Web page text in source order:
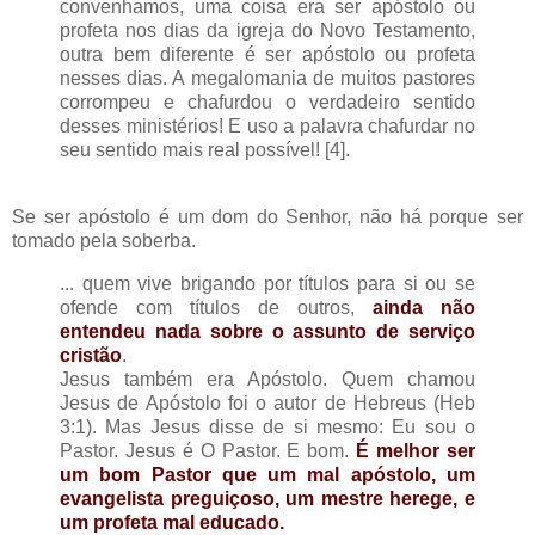
convenhamos, uma coisa era ser apóstolo ou
profeta nos dias da igreja do Novo Testamento,
outra bem diferente é ser apóstolo ou profeta
nesses dias. A megalomania de muitos pastores
corrompeu e chafurdou o verdadeiro sentido
desses ministérios! E uso a palavra chafurdar no
seu sentido mais real possível! [4].
Se ser apóstolo é um dom do Senhor, não há porque ser
tomado pela soberba.
... quem vive brigando por títulos para si ou se
ofende com títulos de outros, ainda não
entendeu nada sobre o assunto de serviço
cristão.
Jesus também era Apóstolo. Quem chamou
Jesus de Apóstolo foi o autor de Hebreus (Heb
3:1). Mas Jesus disse de si mesmo: Eu sou o
Pastor. Jesus é O Pastor. E bom. É melhor ser
um bom Pastor que um mal apóstolo, um
evangelista preguiçoso, um mestre herege, e
um profeta mal educado.